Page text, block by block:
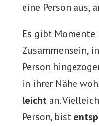
eine Person aus,
Es gibt Momente
Zusammensein,
Person
in ihrer Nähe
leicht an.
Person, bist